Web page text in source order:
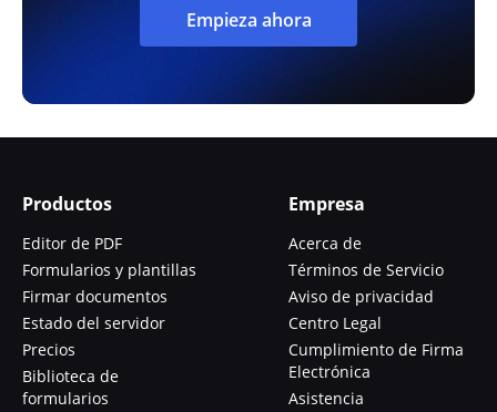
Empieza ahora
Productos
Editor de PDF
Formularios y plantillas
Firmar documentos
Estado del servidor
Precios
Biblioteca de
formularios
Empresa
Acerca de
Términos de Servicio
Aviso de privacidad
Centro Legal
Cumplimiento de Firma
Electrónica
Asistencia